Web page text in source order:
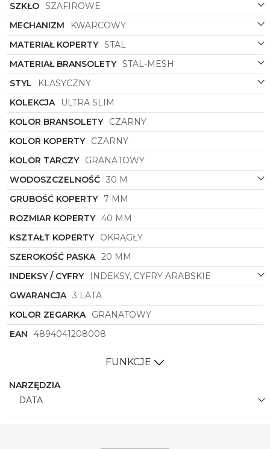
zegarkowi solidnej struktury. Łącząc to z
klasycznym, okrągłym kształtem koperty,
otrzymujemy kompozycję o ponadczasowym
wyglądzie, która z łatwością dopasuje się do każdej
okazji.
Czarny kolor zarówno bransolety meshowej, jak i
koperty nadaje zegarkowi elegancji i
ponadczasowej klasy. Kontrastuje on z niebieskim
kolorem tarczy, nadając zegarkowi subtelności i
wyjątkowego uroku, który przyciąga spojrzenia i
dodaje stylizacji charakteru.
To zegarek, który nie tylko doskonale spełnia swoją
funkcję mierzenia czasu, ale także stanowi modny
dodatek podkreślający indywidualny styl
noszącego. Dzięki połączeniu klasyki i
nowoczesności, zegarekBeringsymbol17140-227
staje się nie tylko praktycznym narzędziem, ale
także wyrazem osobistego gustu i elegancji. Idealny
dla mężczyzn ceniących wysoką jakość, unikalny
design i niezawodność w każdej sytuacji.
SZKŁO SZAFIROWE
MECHANIZM
KWARCOWY
MATERIAŁ KOPERTY STAL
MATERIAŁ BRANSOLETY STAL-MESH
STYL
KLASYCZNY
KOLEKCJA
ULTRA SLIM
KOLOR BRANSOLETY CZARNY
KOLOR KOPERTY CZARNY
KOLOR TARCZY GRANATOWY
WODOSZCZELNOŚĆ 30 M
GRUBOŚĆ KOPERTY 7 MM
ROZMIAR KOPERTY 40 MM
KSZTAŁT KOPERTY OKRĄGŁY
SZEROKOŚĆ PASKA 20 MM
INDEKSY / CYFRY
INDEKSY, CYFRY ARABSKIE
GWARANCJA 3 LATA
KOLOR ZEGARKA GRANATOWY
EAN
4894041208008
FUNKCJE
NARZĘDZIA
DATA